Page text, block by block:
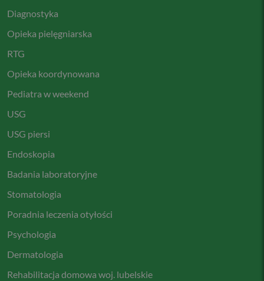
Diagnostyka
Opieka pielęgniarska
RTG
Opieka koordynowana
Pediatra w weekend
USG
USG piersi
Endoskopia
Badania laboratoryjne
Stomatologia
Poradnia leczenia otyłości
Psychologia
Dermatologia
Rehabilitacja domowa woj. lubelskie